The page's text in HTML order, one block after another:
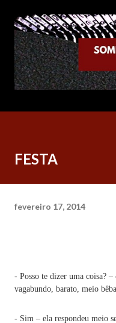
Pular
FESTA
fevereiro 17, 2014
- Posso te dizer uma coisa?
vagabundo, barato, meio
- Sim – ela respondeu meio